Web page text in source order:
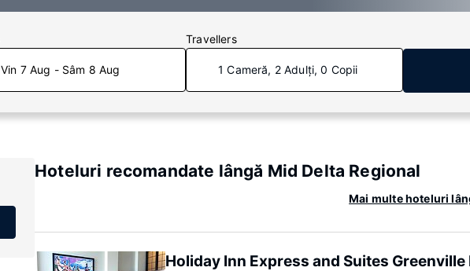
Vin 7 Aug - Sâm 8 Aug
Travellers
1 Cameră, 2 Adulți, 0 Copii
Hoteluri recomandate lângă Mid Delta Regional
Mai multe hoteluri
Holiday Inn Express and Suites Greenville